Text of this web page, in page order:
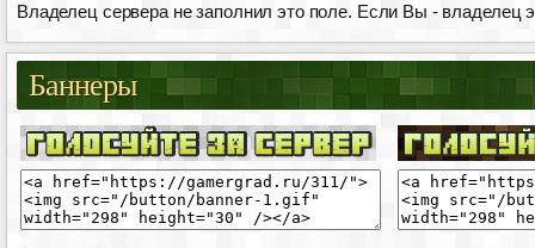
Владелец сервера не заполнил это поле. Если Вы - владелец
Баннеры